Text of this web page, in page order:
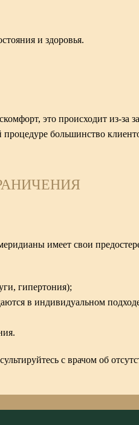
и здоровья.
это происходит из-за
большинство
имеет свои
гипертония);
в индивидуальном
с врачом об